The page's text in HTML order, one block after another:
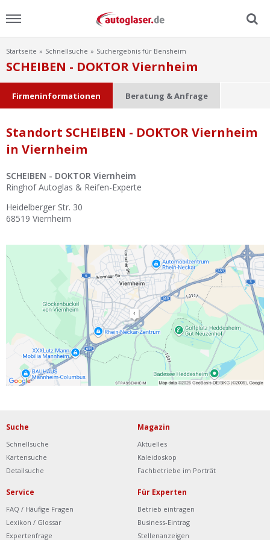
Menu
Home
Ratgeber
Scheibensuche
FAQ
Lexikon
Ist Ihre Werkstatt schon dabei?
Kostenlos eintragen
Werkstatt Login
Startseite Schnellsuche Suchergebnis für Bensheim
SCHEIBEN - DOKTOR Viernheim
Firmeninformationen Beratung & Anfrage
Standort SCHEIBEN - DOKTOR Viernheim
in Viernheim
SCHEIBEN - DOKTOR Viernheim
Ringhof Autoglas & Reifen-Experte
Heidelberger Str. 30
68519 Viernheim
Suche
Schnellsuche
Kartensuche
Detailsuche
Magazin
Aktuelles
Kaleidoskop
Fachbetriebe im Porträt
Service
FAQ / Häufige Fragen
Lexikon / Glossar
Expertenfrage
Für Experten
Betrieb eintragen
Business-Eintrag
Stellenanzeigen